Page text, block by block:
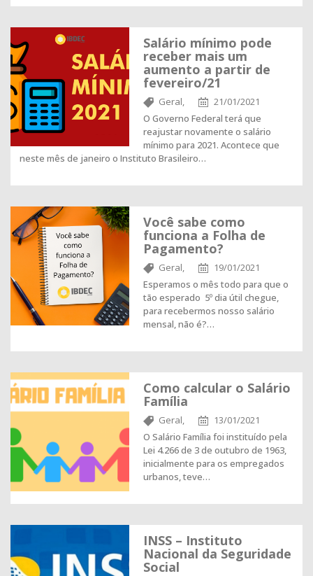
Salário mínimo pode
receber mais um
aumento a partir de
fevereiro/21
Geral,
21/01/2021
O Governo Federal terá que
reajustar novamente o salário
mínimo para 2021. Acontece que
neste mês de janeiro o Instituto Brasileiro…
Você sabe como
funciona a Folha de
Pagamento?
Geral,
19/01/2021
Esperamos o mês todo para que o
tão esperado 5º dia útil chegue,
para recebermos nosso salário
mensal, não é?…
Como calcular o Salário
Família
Geral,
13/01/2021
O Salário Família foi instituído pela
Lei 4.266 de 3 de outubro de 1963,
inicialmente para os empregados
urbanos, teve…
INSS – Instituto
Nacional da Seguridade
Social